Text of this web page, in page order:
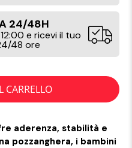
24/48H
e ricevi il tuo
48 ore
CARRELLO
aderenza, stabilità e
pozzanghera, i bambini